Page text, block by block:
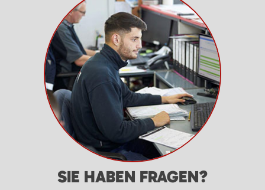
SIE HABEN FRAGEN?